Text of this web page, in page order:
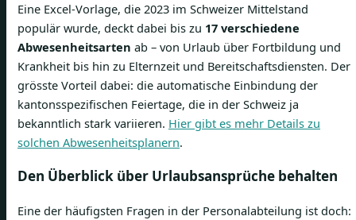
Eine Excel-Vorlage, die 2023 im Schweizer Mittelstand
populär wurde, deckt dabei bis zu 17 verschiedene
Abwesenheitsarten ab – von Urlaub über Fortbildung und
Krankheit bis hin zu Elternzeit und Bereitschaftsdiensten. Der
grösste Vorteil dabei: die automatische Einbindung der
kantonsspezifischen Feiertage, die in der Schweiz ja
bekanntlich stark variieren. Hier gibt es mehr Details zu
solchen Abwesenheitsplanern.
Den Überblick über Urlaubsansprüche behalten
Eine der häufigsten Fragen in der Personalabteilung ist doch: